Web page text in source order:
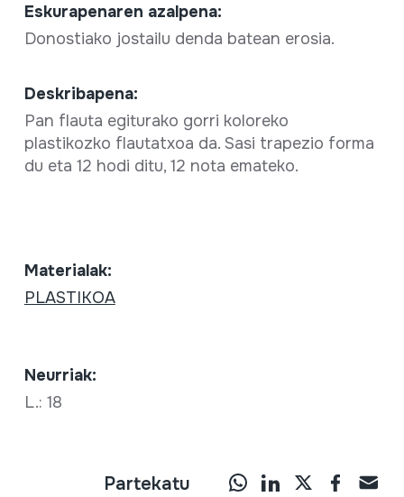
Eskurapenaren azalpena:
Donostiako jostailu denda batean erosia.
Deskribapena:
Pan flauta egiturako gorri koloreko
plastikozko flautatxoa da. Sasi trapezio forma
du eta 12 hodi ditu, 12 nota emateko.
Materialak:
PLASTIKOA
Neurriak:
L.: 18
Partekatu